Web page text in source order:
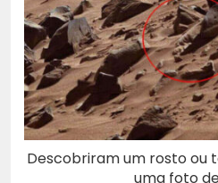
Descobriram um rosto ou
uma foto